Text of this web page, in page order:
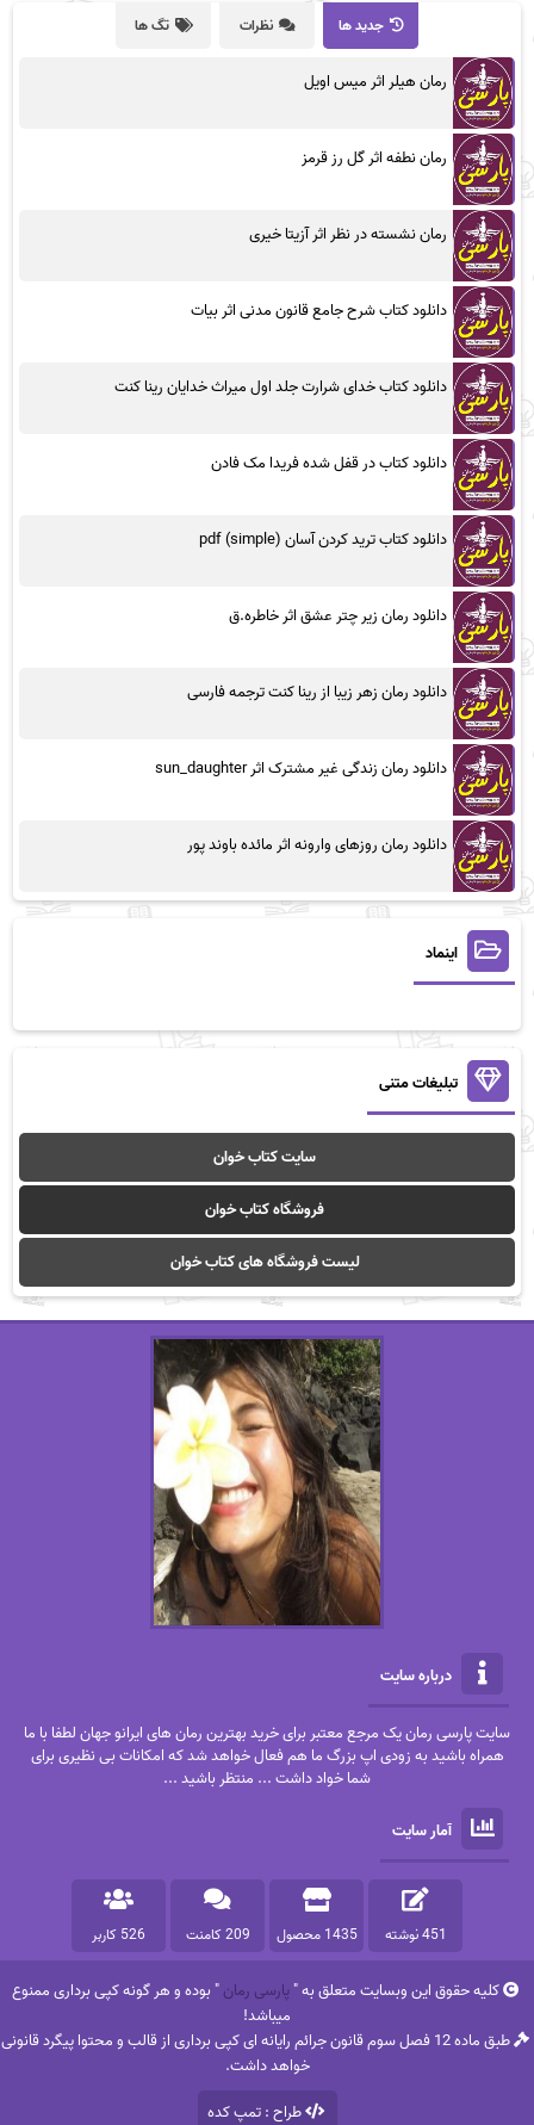
جدید ها نظرات تگ ها
رمان هیلر اثر میس اویل
رمان نطفه اثر گل رز قرمز
رمان نشسته در نظر اثر آزیتا خیری
دانلود کتاب شرح جامع قانون مدنی اثر بیات
دانلود کتاب خدای شرارت جلد اول میراث خدایان رینا کنت
دانلود کتاب در قفل شده فریدا مک فادن
دانلود کتاب ترید کردن آسان (simple) pdf
دانلود رمان زیر چتر عشق اثر خاطره.ق
دانلود رمان زهر زیبا از رینا کنت ترجمه فارسی
دانلود رمان زندگی غیر مشترک اثر sun_daughter
دانلود رمان روزهای وارونه اثر مائده باوند پور
اینماد
تبلیغات متنی
سایت کتاب خوان
فروشگاه کتاب خوان
لیست فروشگاه های کتاب خوان
درباره سایت
سایت پارسی رمان یک مرجع معتبر برای خرید بهترین رمان های ایرانو جهان لطفا با ما
همراه باشید به زودی اپ بزرگ ما هم فعال خواهد شد که امکانات بی نظیری برای
شما خواد داشت ... منتظر باشید ...
آمار سایت
451 نوشته 1435 محصول 209 کامنت 526 کاربر
کلیه حقوق این وبسایت متعلق به "پارسی رمان" بوده و هر گونه کپی برداری ممنوع
میباشد!
طبق ماده 12 فصل سوم قانون جرائم رایانه ای کپی برداری از قالب و محتوا پیگرد قانونی
خواهد داشت.
طراح : تمپ کده